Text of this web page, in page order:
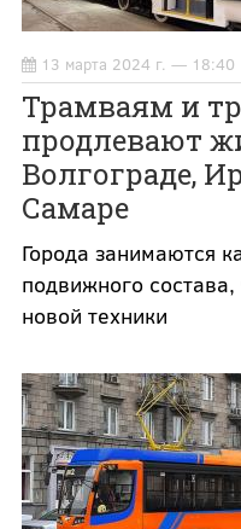
13 марта 2024 г. — 18:40
Трамваям и
продлевают
Волгограде,
Самаре
Города занимаются
подвижного
новой техники